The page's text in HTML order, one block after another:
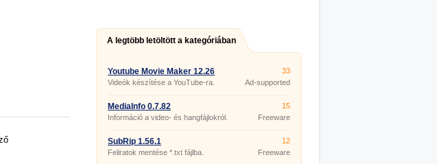
A legtöbb letöltött a kategóriában
Youtube Movie Maker 12.26
Videók készítése a YouTube-ra.
33
Ad-supported
MediaInfo 0.7.82
Információ a video- és hangfájlokról.
15
Freeware
SubRip 1.56.1
Feliratok mentése *.txt fájlba.
12
Freeware